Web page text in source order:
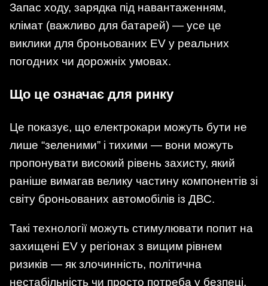
Запас ходу, зарядка під навантаженням,
клімат (важливо для батарей) — усе це
виклики для броньованих EV у реальних
погодних чи дорожніх умовах.
Що це означає для ринку
Це показує, що електрокари можуть бути не
лише “зеленими” і тихими — вони можуть
пропонувати високий рівень захисту, який
раніше вимагав велику частину компонентів зі
світу броньованих автомобілів із ДВС.
Такі технології можуть стимулювати попит на
захищені EV у регіонах з вищим рівнем
ризиків — як злочинність, політична
нестабільність чи просто потреба у безпеці.